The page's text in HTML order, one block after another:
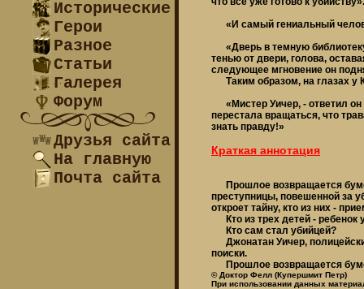
Исторические
Герои
Разное
Статьи
Галерея
Форум
Друзья сайта
На главную
Почта сайта
«И самый гениальный
«Дверь в темную
тенью от двери, голова,
следующее мгновение он
Таким образом, на глазах у
«Мистер Уичер, - ответил он
перестала вращаться, что
знать правду!»
Краткая аннотация
Прошлое возвращается
преступницы, повешенной за
откроет тайну, кто из них -
Кто из трех детей - ребенок
Кто сам стал убийцей?
Джонатан Уичер,
поиски.
Прошлое возвращается
© Доктор Фелл (Купершмит Петр)
При использовании данных